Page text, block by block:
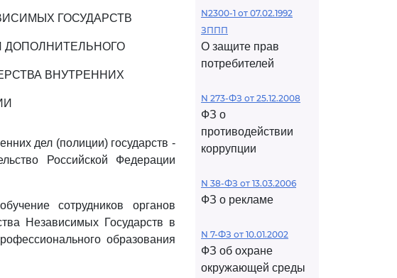
ГОСУДАРСТВ
ДОПОЛНИТЕЛЬНОГО
ВНУТРЕННИХ
дел (полиции) государств -
Российской Федерации
сотрудников органов
Независимых Государств в
образования
N2300-1 от 07.02.1992
ЗППП
О защите прав
потребителей
N 273-ФЗ от 25.12.2008
ФЗ о
противодействии
коррупции
N 38-ФЗ от 13.03.2006
ФЗ о рекламе
N 7-ФЗ от 10.01.2002
ФЗ об охране
окружающей среды